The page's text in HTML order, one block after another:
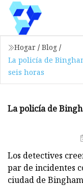
Hogar / Blog /
La policía de
seis horas
La policía de
Los detectives
par de incidentes
ciudad de